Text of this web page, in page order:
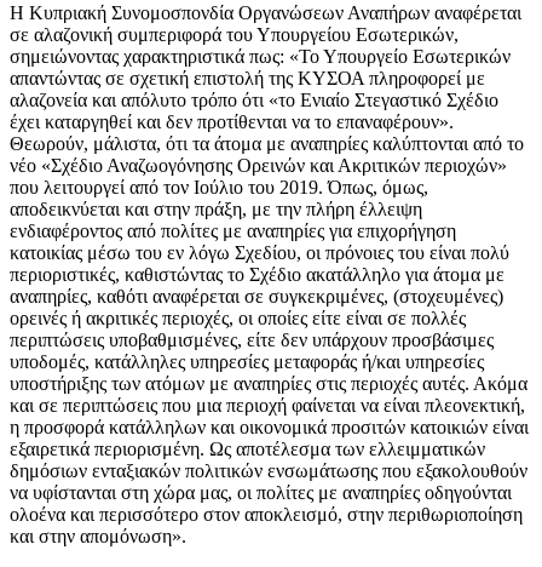
Η Κυπριακή Συνομοσπονδία Οργανώσεων Αναπήρων αναφέρεται
σε αλαζονική συμπεριφορά του Υπουργείου Εσωτερικών,
σημειώνοντας χαρακτηριστικά πως: «Το Υπουργείο Εσωτερικών
απαντώντας σε σχετική επιστολή της ΚΥΣΟΑ πληροφορεί με
αλαζονεία και απόλυτο τρόπο ότι «το Ενιαίο Στεγαστικό Σχέδιο
έχει καταργηθεί και δεν προτίθενται να το επαναφέρουν».
Θεωρούν, μάλιστα, ότι τα άτομα με αναπηρίες καλύπτονται από το
νέο «Σχέδιο Αναζωογόνησης Ορεινών και Ακριτικών περιοχών»
που λειτουργεί από τον Ιούλιο του 2019. Όπως, όμως,
αποδεικνύεται και στην πράξη, με την πλήρη έλλειψη
ενδιαφέροντος από πολίτες με αναπηρίες για επιχορήγηση
κατοικίας μέσω του εν λόγω Σχεδίου, οι πρόνοιες του είναι πολύ
περιοριστικές, καθιστώντας το Σχέδιο ακατάλληλο για άτομα με
αναπηρίες, καθότι αναφέρεται σε συγκεκριμένες, (στοχευμένες)
ορεινές ή ακριτικές περιοχές, οι οποίες είτε είναι σε πολλές
περιπτώσεις υποβαθμισμένες, είτε δεν υπάρχουν προσβάσιμες
υποδομές, κατάλληλες υπηρεσίες μεταφοράς ή/και υπηρεσίες
υποστήριξης των ατόμων με αναπηρίες στις περιοχές αυτές. Ακόμα
και σε περιπτώσεις που μια περιοχή φαίνεται να είναι πλεονεκτική,
η προσφορά κατάλληλων και οικονομικά προσιτών κατοικιών είναι
εξαιρετικά περιορισμένη. Ως αποτέλεσμα των ελλειμματικών
δημόσιων ενταξιακών πολιτικών ενσωμάτωσης που εξακολουθούν
να υφίστανται στη χώρα μας, οι πολίτες με αναπηρίες οδηγούνται
ολοένα και περισσότερο στον αποκλεισμό, στην περιθωριοποίηση
και στην απομόνωση».